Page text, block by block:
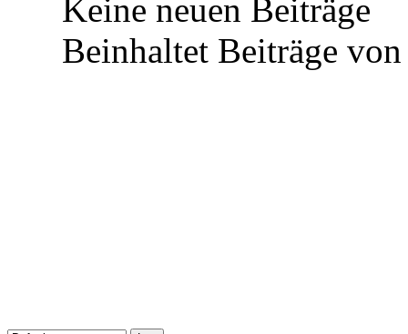
Keine neuen Beiträge
Beinhaltet Beiträge